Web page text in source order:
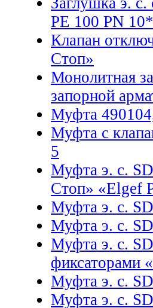
PE 100 PN
Клапан
Стоп»
Монолитная
запорной
Муфта
Муфта с
5
Муфта э. с.
Стоп» «Elgef
Муфта э. с.
Муфта э. с.
Муфта э. с.
фиксаторами
Муфта э. с.
Муфта э. с.